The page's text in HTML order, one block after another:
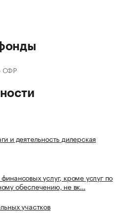
СФР
и деятельность дилерская
услуг, кроме услуг по
обеспечению, не вк…
участков